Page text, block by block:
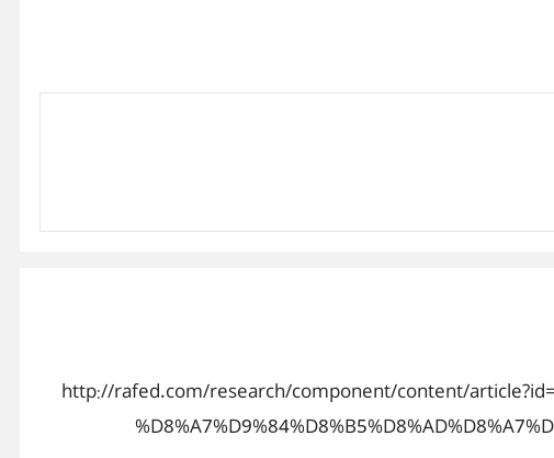
http://rafed.com/research/component/content/